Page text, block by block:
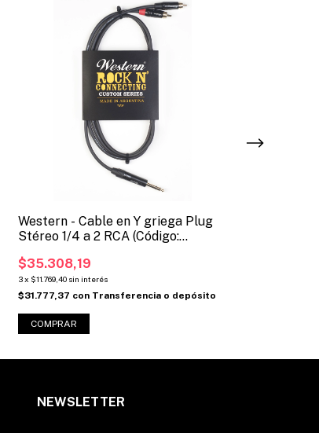
Western - Cable en Y griega Plug
Stéreo 1/4 a 2 RCA (Código:
$35.308,19
3x $11.769,40 sin interés
$31.777,37 con Transferencia o depósito
COMPRAR
NEWSLETTER